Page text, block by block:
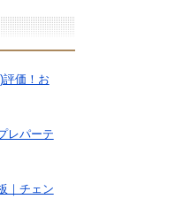
評価！お
レパーテ
｜チェン